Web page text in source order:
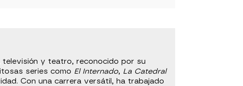
y teatro, reconocido por su
series como El Internado, La Catedral
Con una carrera versátil, ha trabajado